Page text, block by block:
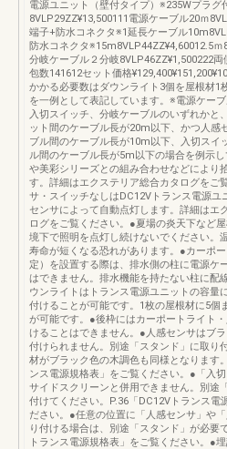
電源ユニット（壁付タイプ）※235Wプラグ
8VLP29ZZ¥13,500111電源ケーブル20ｍ
端子+防水コネクタ※1延長ケーブル
防水コネクタ※15m8VLP44ZZ¥4,60012.5ｍ
分岐ケーブル２分岐8VLP46ZZ¥1,500222
包数141612セット価格
かかる必要数はダウンライト3個を屋根材1
を一例として表記しています。※電源ケーブ
入切スイッチ、分岐ケーブルのいずれかと
ット間のケーブル長が20m以下、かつ人感
ブル間のケーブル長が10m以下、入切スイ
ル間のケーブル長が5m以下の場合を例示
や美彩シリーズとの組み合わせなどにより
す。詳細はエクステリア総合カタログをご
サ・スイッチなしはDC12Vトランス電源ユ
センサによって自動点灯します。詳細はエ
ログをご覧ください。●夏場の炎天下など
境下で照明を点灯し続けないでください。
寿命が短くなる恐れがあります。●カーポ
定）を設置する際は、排水側の柱に電源ケ
はできません。排水機能を持たない柱に配
ウンライトはトランス電源ユニットの容量
付けることが可能です。1枚の屋根材に5個
が可能です。●後枠にはカーポートライト
けることはできません。●人感センサはブ
付けられません。別途「スタンド」に取り
材がブラック色の木調色も同様となります
ンス電源規格表」をご覧ください。●「入切
サイドスクリーンと併用できません。別途
付けてください。P.36「DC12Vトランス電
ださい。●任意の位置に「人感センサ」や
り付ける場合は、別途「スタンド」が必要
トランス電源規格表」をご覧ください。●